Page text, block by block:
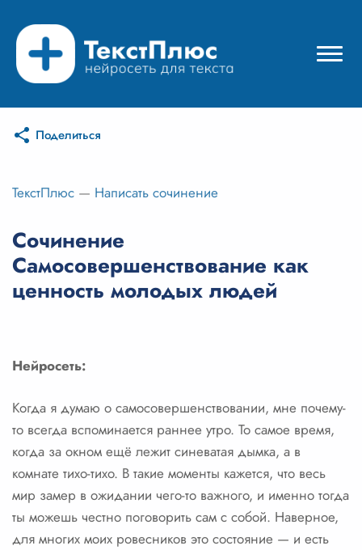
Режимы нейросети
Цены
Вход
Вход с Telegram
Поделиться
ТекстПлюс — Написать сочинение
Сочинение
Самосовершенствование как
ценность молодых людей
Нейросеть:
Когда я думаю о самосовершенствовании, мне почему-
то всегда вспоминается раннее утро. То самое время,
когда за окном ещё лежит синеватая дымка, а в
комнате тихо-тихо. В такие моменты кажется, что весь
мир замер в ожидании чего-то важного, и именно тогда
ты можешь честно поговорить сам с собой. Наверное,
для многих моих ровесников это состояние — и есть